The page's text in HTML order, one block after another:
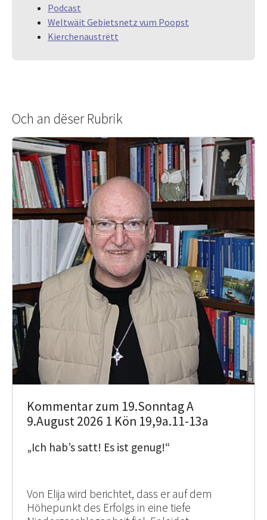
Podcast
Weltwäit Gebietsnetz vum Poopst
Kierchenaustrëtt
Och an dëser Rubrik
Kommentar zum 19.Sonntag A
9.August 2026 1 Kön 19,9a.11-13a
„Ich hab’s satt! Es ist genug!“
Von Elija wird berichtet, dass er auf dem
Höhepunkt des Erfolgs in eine tiefe